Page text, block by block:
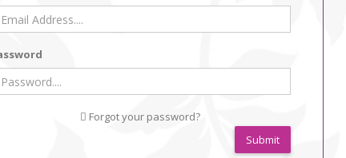
Forgot your password?
Submit